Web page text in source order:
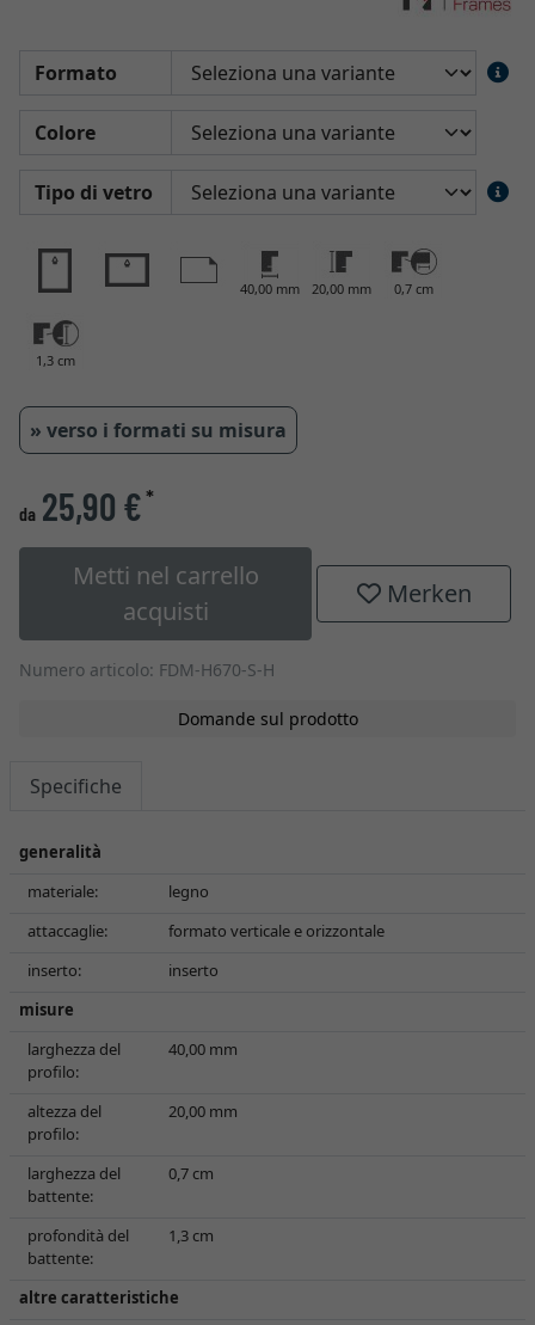
Formato
Colore
Tipo di vetro
40,00 mm 20,00 mm 0,7 cm
1,3 cm
» verso i formati su misura
da 25,90 €*
Metti nel carrello
acquisti
Merken
Numero articolo: FDM-H670-S-H
Domande sul prodotto
Specifiche
generalità
materiale:
legno
attaccaglie:
formato verticale e orizzontale
inserto:
inserto
misure
larghezza del
profilo:
40,00 mm
altezza del
profilo:
20,00 mm
larghezza del
battente:
0,7 cm
profondità del
battente:
1,3 cm
altre caratteristiche